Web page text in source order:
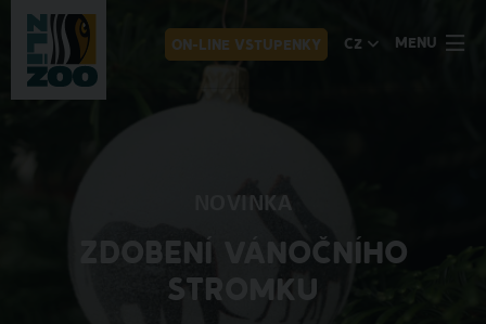
ON-LINE VSTUPENKY CZ MENU
NOVINKA
ZDOBENÍ VÁNOČNÍHO
STROMKU